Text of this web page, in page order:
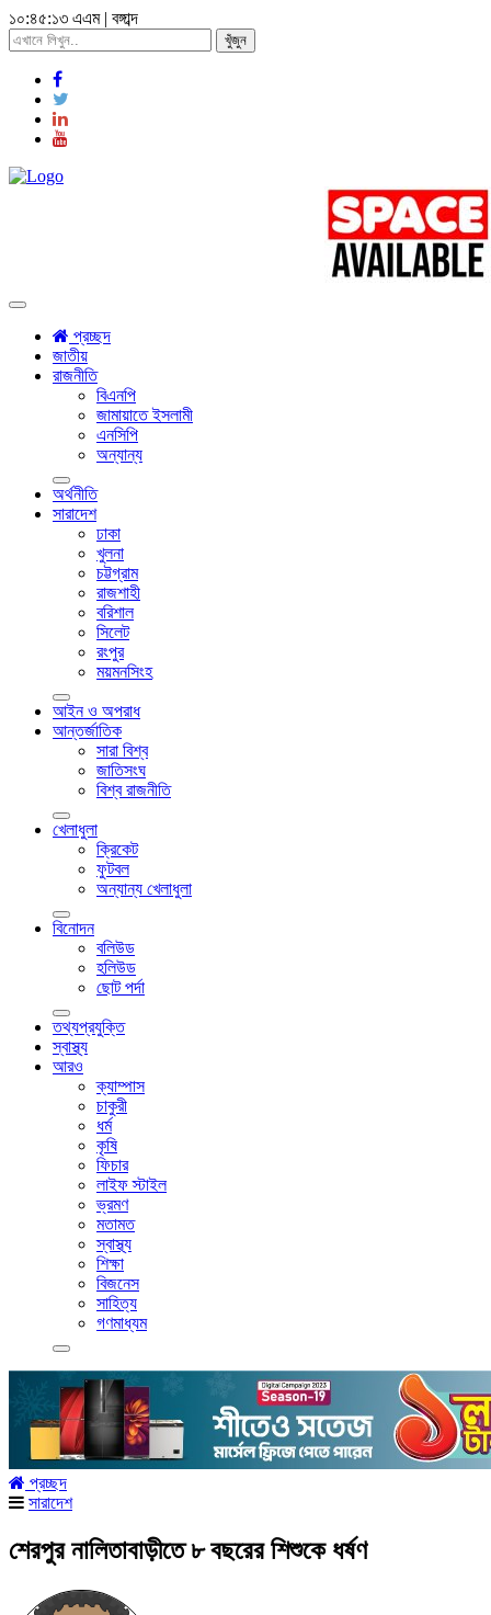
১০:৪৫:১৫ এএম| বঙ্গাব্দ
খুঁজুন
Toggle
navigationপ্রচ্ছদ
জাতীয়
রাজনীতি
বিএনপি
জামায়াতে ইসলামী
এনসিপি
অন্যান্য
অর্থনীতি
সারাদেশ
ঢাকা
খুলনা
চট্টগ্রাম
রাজশাহী
বরিশাল
সিলেট
রংপুর
ময়মনসিংহ
আইন ও অপরাধ
আন্তর্জাতিক
সারা বিশ্ব
জাতিসংঘ
বিশ্ব রাজনীতি
খেলাধুলা
ক্রিকেট
ফুটবল
অন্যান্য খেলাধুলা
বিনোদন
বলিউড
হলিউড
ছোট পর্দা
তথ্যপ্রযুক্তি
স্বাস্থ্য
আরও
ক্যাম্পাস
চাকুরী
ধর্ম
কৃষি
ফিচার
লাইফ স্টাইল
ভ্রমণ
মতামত
স্বাস্থ্য
শিক্ষা
বিজনেস
সাহিত্য
গণমাধ্যম
প্রচ্ছদ
সারাদেশ
শেরপুর নালিতাবাড়ীতে ৮ বছরের শিশুকে ধর্ষণ